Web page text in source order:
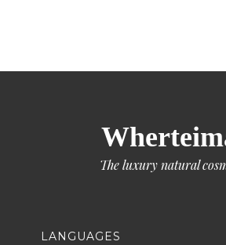
The luxury natural
LANGUAGES